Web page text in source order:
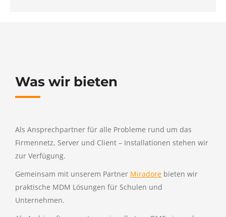
Was wir bieten
Als Ansprechpartner für alle Probleme rund um das
Firmennetz, Server und Client – Installationen stehen wir
zur Verfügung.
Gemeinsam mit unserem Partner Miradore bieten wir
praktische MDM Lösungen für Schulen und
Unternehmen.